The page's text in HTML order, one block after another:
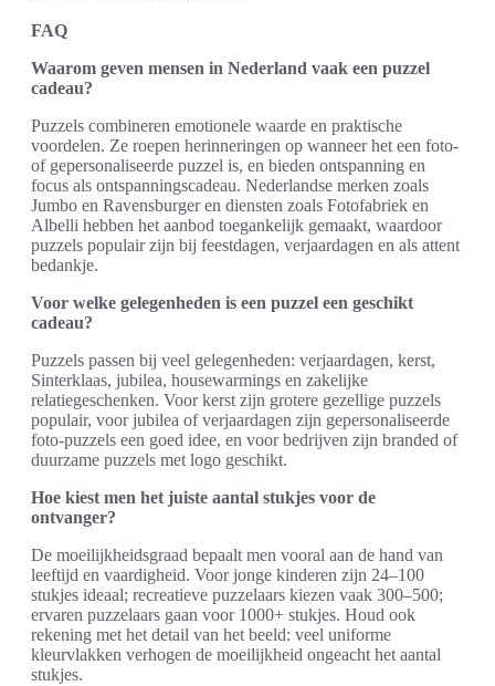
FAQ
Waarom geven mensen in Nederland vaak een puzzel
cadeau?
Puzzels combineren emotionele waarde en praktische
voordelen. Ze roepen herinneringen op wanneer het een foto-
of gepersonaliseerde puzzel is, en bieden ontspanning en
focus als ontspanningscadeau. Nederlandse merken zoals
Jumbo en Ravensburger en diensten zoals Fotofabriek en
Albelli hebben het aanbod toegankelijk gemaakt, waardoor
puzzels populair zijn bij feestdagen, verjaardagen en als attent
bedankje.
Voor welke gelegenheden is een puzzel een geschikt
cadeau?
Puzzels passen bij veel gelegenheden: verjaardagen, kerst,
Sinterklaas, jubilea, housewarmings en zakelijke
relatiegeschenken. Voor kerst zijn grotere gezellige puzzels
populair, voor jubilea of verjaardagen zijn gepersonaliseerde
foto-puzzels een goed idee, en voor bedrijven zijn branded of
duurzame puzzels met logo geschikt.
Hoe kiest men het juiste aantal stukjes voor de
ontvanger?
De moeilijkheidsgraad bepaalt men vooral aan de hand van
leeftijd en vaardigheid. Voor jonge kinderen zijn 24–100
stukjes ideaal; recreatieve puzzelaars kiezen vaak 300–500;
ervaren puzzelaars gaan voor 1000+ stukjes. Houd ook
rekening met het detail van het beeld: veel uniforme
kleurvlakken verhogen de moeilijkheid ongeacht het aantal
stukjes.